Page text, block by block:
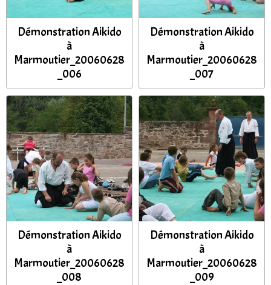
Démonstration Aikido
à
Marmoutier_20060628
_006
Démonstration Aikido
à
Marmoutier_20060628
_007
Démonstration Aikido
à
Marmoutier_20060628
_008
Démonstration Aikido
à
Marmoutier_20060628
_009